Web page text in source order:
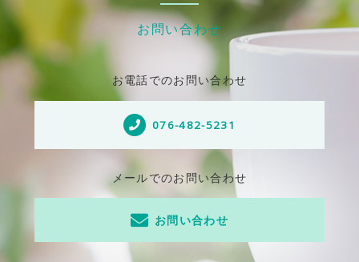
お問い合わせ
お電話でのお問い合わせ
076-482-5231
メールでのお問い合わせ
お問い合わせ